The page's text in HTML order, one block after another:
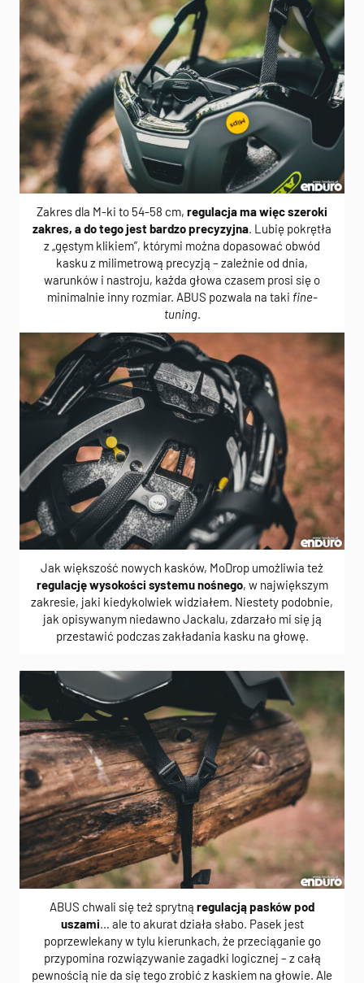
Zakres dla M-ki to 54-58 cm, regulacja ma więc szeroki
zakres, a do tego jest bardzo precyzyjna. Lubię pokrętła
z „gęstym klikiem”, którymi można dopasować obwód
kasku z milimetrową precyzją – zależnie od dnia,
warunków i nastroju, każda głowa czasem prosi się o
minimalnie inny rozmiar. ABUS pozwala na taki fine-
tuning.
Jak większość nowych kasków, MoDrop umożliwia też
regulację wysokości systemu nośnego, w największym
zakresie, jaki kiedykolwiek widziałem. Niestety podobnie,
jak opisywanym niedawno Jackalu, zdarzało mi się ją
przestawić podczas zakładania kasku na głowę.
ABUS chwali się też sprytną regulacją pasków pod
uszami… ale to akurat działa słabo. Pasek jest
poprzewlekany w tylu kierunkach, że przeciąganie go
przypomina rozwiązywanie zagadki logicznej – z całą
pewnością nie da się tego zrobić z kaskiem na głowie. Ale